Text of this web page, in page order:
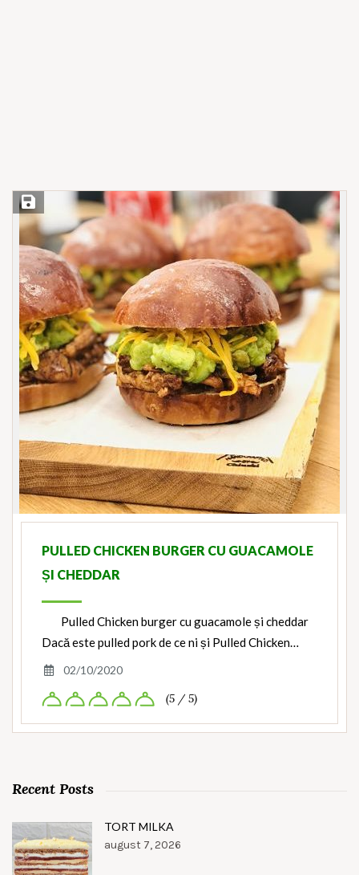
Save Recipe
PULLED CHICKEN BURGER CU GUACAMOLE
ȘI CHEDDAR
Pulled Chicken burger cu guacamole și cheddar
Dacă este pulled pork de ce ni și Pulled Chicken…
02/10/2020
(5 / 5)
Recent Posts
TORT MILKA
august 7, 2026